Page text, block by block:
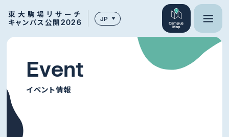
東大駒場リサーチ
キャンパス公開2026
JP
Campus
Map
Event
イベント情報